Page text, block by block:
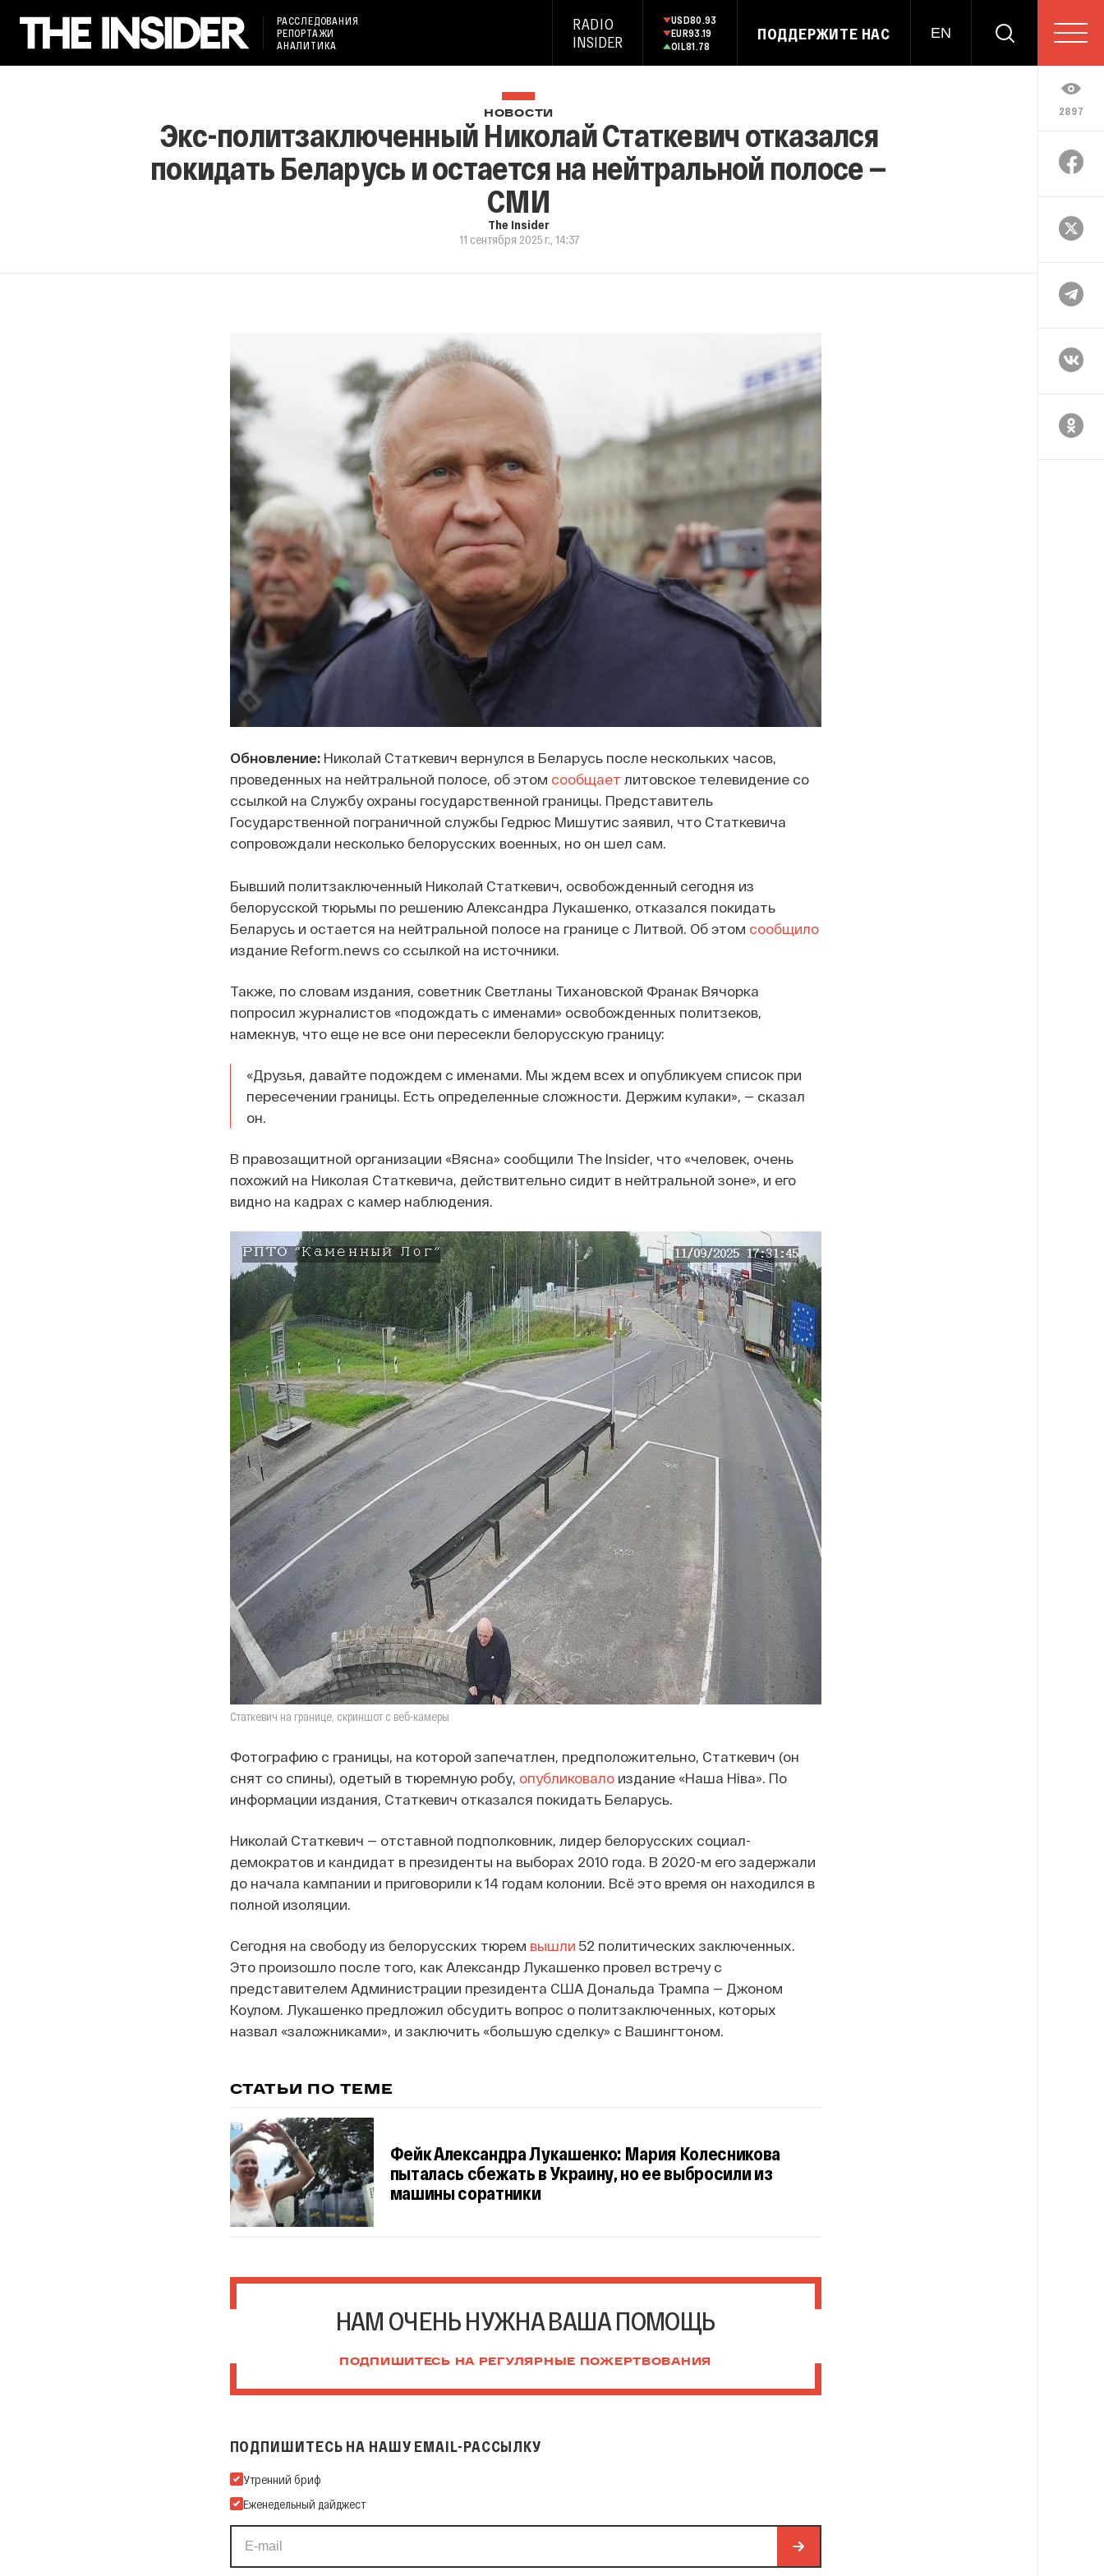
РАССЛЕДОВАНИЯ
РЕПОРТАЖИ
АНАЛИТИКА
RADIO
INSIDER
USD80.93
EUR93.19
OIL81.78
ПОДДЕРЖИТЕ НАС EN
2897
НОВОСТИ
Экс-политзаключенный Николай Статкевич отказался
покидать Беларусь и остается на нейтральной полосе —
СМИ
The Insider
11 сентября 2025 г., 14:37
Обновление: Николай Статкевич вернулся в Беларусь после нескольких часов,
проведенных на нейтральной полосе, об этом сообщает литовское телевидение со
ссылкой на Службу охраны государственной границы. Представитель
Государственной пограничной службы Гедрюс Мишутис заявил, что Статкевича
сопровождали несколько белорусских военных, но он шел сам.
Бывший политзаключенный Николай Статкевич, освобожденный сегодня из
белорусской тюрьмы по решению Александра Лукашенко, отказался покидать
Беларусь и остается на нейтральной полосе на границе с Литвой. Об этом сообщило
издание Reform.news со ссылкой на источники.
Также, по словам издания, советник Светланы Тихановской Франак Вячорка
попросил журналистов «подождать с именами» освобожденных политзеков,
намекнув, что еще не все они пересекли белорусскую границу:
«Друзья, давайте подождем с именами. Мы ждем всех и опубликуем список при
пересечении границы. Есть определенные сложности. Держим кулаки», — сказал
он.
В правозащитной организации «Вясна» сообщили The Insider, что «человек, очень
похожий на Николая Статкевича, действительно сидит в нейтральной зоне», и его
видно на кадрах с камер наблюдения.
Статкевич на границе, скриншот с веб-камеры
Фотографию с границы, на которой запечатлен, предположительно, Статкевич (он
снят со спины), одетый в тюремную робу, опубликовалоиздание «Наша Нiва». По
информации издания, Статкевич отказался покидать Беларусь.
Николай Статкевич — отставной подполковник, лидер белорусских социал-
демократов и кандидат в президенты на выборах 2010 года. В 2020-м его задержали
до начала кампании и приговорили к 14 годам колонии. Всё это время он находился в
полной изоляции.
Сегодня на свободу из белорусских тюрем вышли 52 политических заключенных.
Это произошло после того, как Александр Лукашенко провел встречу с
представителем Администрации президента США Дональда Трампа — Джоном
Коулом. Лукашенко предложил обсудить вопрос о политзаключенных, которых
назвал «заложниками», и заключить «большую сделку» с Вашингтоном.
СТАТЬИ ПО ТЕМЕ
Фейк Александра Лукашенко: Мария Колесникова
пыталась сбежать в Украину, но ее выбросили из
машины соратники
НАМ ОЧЕНЬ НУЖНА ВАША ПОМОЩЬ
ПОДПИШИТЕСЬ НА РЕГУЛЯРНЫЕ ПОЖЕРТВОВАНИЯ
ПОДПИШИТЕСЬ НА НАШУ EMAIL-РАССЫЛКУ
Подпишитесь на нашу Email-рассылку
Утренний бриф
Еженедельный дайджест